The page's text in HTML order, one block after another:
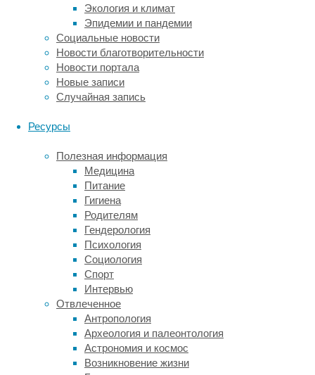
Экология и климат
Эпидемии и пандемии
Социальные новости
Новости благотворительности
Новости портала
Новые записи
Случайная запись
Ресурсы
Полезная информация
Медицина
Питание
Гигиена
Родителям
Гендерология
Психология
Социология
Спорт
Интервью
Отвлеченное
Антропология
Археология и палеонтология
Астрономия и космос
Возникновение жизни
мастер-
классы
по
росписи
деревянных
игрушек
и
подарочных
для
любимой
мамы,
также
анимация
розыгрыш
призов
от
TOY.ru!
рамках
фестиваля
будет